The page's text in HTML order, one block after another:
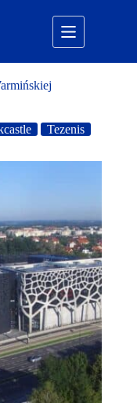
Tezenis